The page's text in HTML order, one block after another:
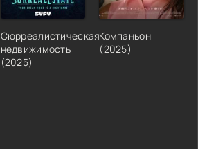
Сюрреалистическая
недвижимость
(2025)
Компаньон
(2025)